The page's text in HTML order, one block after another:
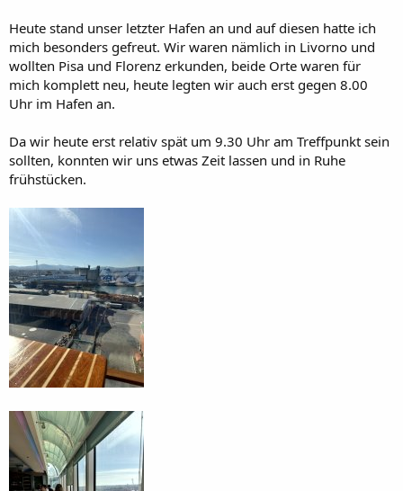
Heute stand unser letzter Hafen an und auf diesen hatte ich
mich besonders gefreut. Wir waren nämlich in Livorno und
wollten Pisa und Florenz erkunden, beide Orte waren für
mich komplett neu, heute legten wir auch erst gegen 8.00
Uhr im Hafen an.
Da wir heute erst relativ spät um 9.30 Uhr am Treffpunkt sein
sollten, konnten wir uns etwas Zeit lassen und in Ruhe
frühstücken.